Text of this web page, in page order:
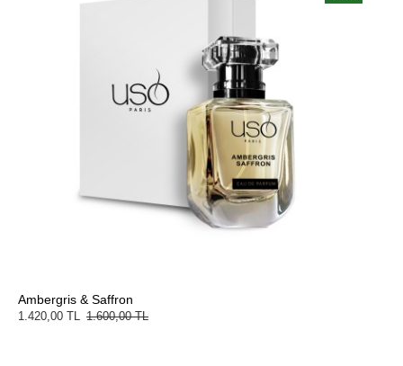
Ambergris & Saffron
1.420,00 TL 1.600,00 TL